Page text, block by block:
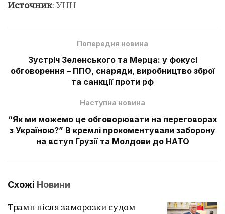
Источник: УНН
Попередня новина
Зустріч Зеленського та Мерца: у фокусі
обговорення – ППО, снаряди, виробництво зброї
та санкції проти рф
Наступна новина
“Як ми можемо це обговорювати на переговорах
з Україною?” В кремлі прокоментували заборону
на вступ Грузії та Молдови до НАТО
Схожі Новини
Трамп після заморозки судом